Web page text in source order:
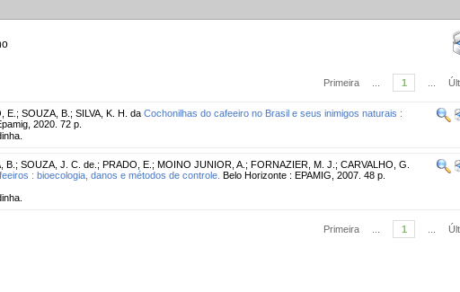
Primeira 1
E. ; SOUZA, B. ; SILVA, K. H. da Cochonilhas do cafeeiro no Brasil e seus inimigos naturais :
2020. 72 p.
B. ; SOUZA, J. C. de. ; PRADO, E. ; MOINO JUNIOR, A. ; FORNAZIER, M. J. ; CARVALHO, G.
: bioecologia, danos e métodos de controle. Belo Horizonte : EPAMIG, 2007. 48 p.
Primeira 1